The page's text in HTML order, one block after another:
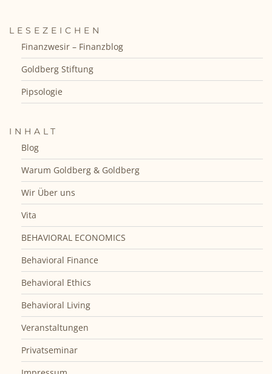
LESEZEICHEN
Finanzwesir – Finanzblog
Goldberg Stiftung
Pipsologie
INHALT
Blog
Warum Goldberg & Goldberg
Wir Über uns
Vita
BEHAVIORAL ECONOMICS
Behavioral Finance
Behavioral Ethics
Behavioral Living
Veranstaltungen
Privatseminar